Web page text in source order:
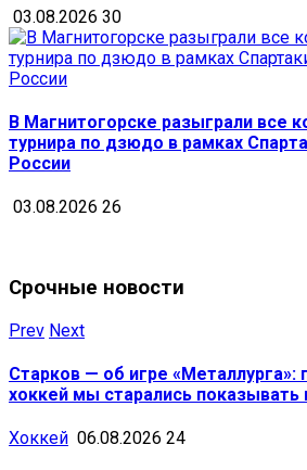
03.08.2026 30
В Магнитогорске разыграли все
турнира по дзюдо в рамках
России
03.08.2026 26
Срочные новости
Prev Next
Старков — об игре «Металлурга»:
хоккей мы старались показывать
Хоккей 06.08.2026 24